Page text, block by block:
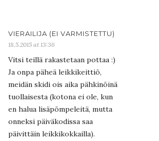
VIERAILIJA (EI VARMISTETTU)
18.5.2015 at 13:36
Vitsi teillä rakastetaan pottaa :)
Ja onpa päheä leikkikeittiö,
meidän skidi ois aika pähkinöinä
tuollaisesta (kotona ei ole, kun
en halua lisäpömpeleitä, mutta
onneksi päiväkodissa saa
päivittäin leikkikokkailla).